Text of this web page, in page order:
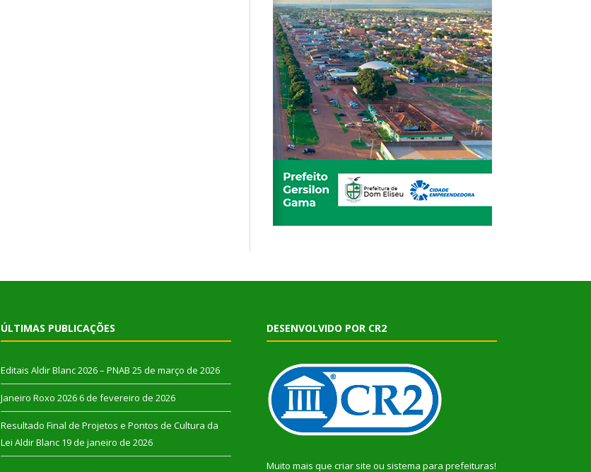
ÚLTIMAS PUBLICAÇÕES
Editais Aldir Blanc 2026 – PNAB 25 de março de 2026
Janeiro Roxo 2026 6 de fevereiro de 2026
Resultado Final de Projetos e Pontos de Cultura da
Lei Aldir Blanc 19 de janeiro de 2026
DESENVOLVIDO POR CR2
Muito mais que criar site ou sistema para prefeituras!